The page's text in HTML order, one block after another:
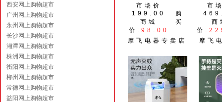
西安网上购物超市
广州网上购物超市
永州网上购物超市
长沙网上购物超市
湘潭网上购物超市
株洲网上购物超市
衡阳网上购物超市
郴州网上购物超市
常德网上购物超市
益阳网上购物超市
市场价
199.00
购
买
商城
价 :98.00
摩飞电器专卖店
市
商
价
摩飞